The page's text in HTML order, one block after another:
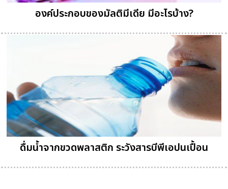
องค์ประกอบของมัลติมีเดีย มีอะไรบ้าง?
ดื่มน้ำจากขวดพลาสติก ระวังสารบีพีเอปนเปื้อน